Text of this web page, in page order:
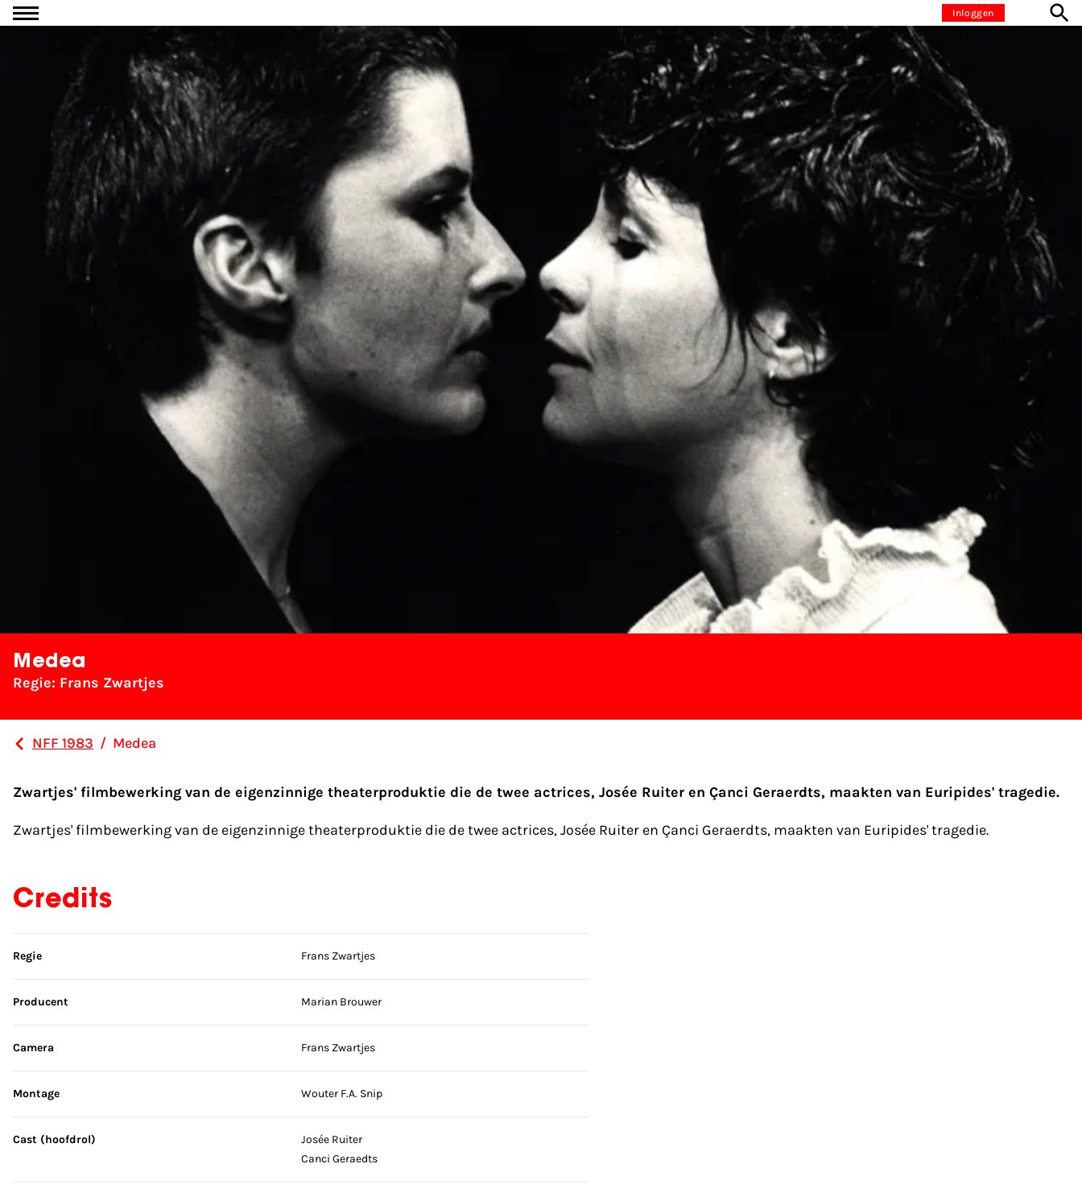
Ga naar inhoud Inloggen
Medea
Regie: Frans Zwartjes
NFF 1983 / Medea
Zwartjes' filmbewerking van de eigenzinnige theaterproduktie die de twee actrices, Josée Ruiter en Çanci Geraerdts, maakten van Euripides' tragedie.
Zwartjes' filmbewerking van de eigenzinnige theaterproduktie die de twee actrices, Josée Ruiter en Çanci Geraerdts, maakten van Euripides' tragedie.
Credits
Sla credits over
Regie Frans Zwartjes
Producent Marian Brouwer
Camera Frans Zwartjes
Montage Wouter F.A. Snip
Cast (hoofdrol)
Josée Ruiter
Canci Geraedts